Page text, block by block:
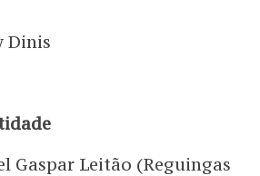
Dinis
Gaspar Leitão (Reguingas